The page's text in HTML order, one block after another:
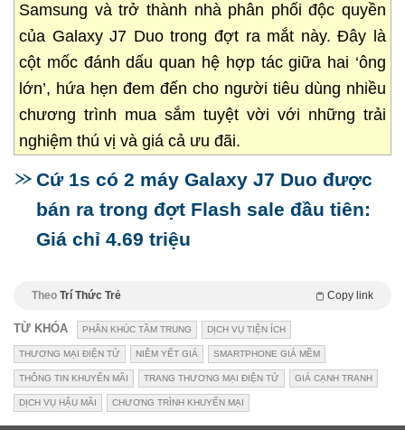
Samsung và trở thành nhà phân phối độc quyền
của Galaxy J7 Duo trong đợt ra mắt này. Đây là
cột mốc đánh dấu quan hệ hợp tác giữa hai ‘ông
lớn’, hứa hẹn đem đến cho người tiêu dùng nhiều
chương trình mua sắm tuyệt vời với những trải
nghiệm thú vị và giá cả ưu đãi.
Cứ 1s có 2 máy Galaxy J7 Duo được
bán ra trong đợt Flash sale đầu tiên:
Giá chỉ 4.69 triệu
Theo Trí Thức Trẻ Copy link
TỪ KHÓA PHÂN KHÚC TẦM TRUNG DỊCH VỤ TIỆN ÍCH
THƯƠNG MẠI ĐIỆN TỬ NIÊM YẾT GIÁ SMARTPHONE GIÁ MỀM
THÔNG TIN KHUYẾN MÃI TRANG THƯƠNG MẠI ĐIỆN TỬ GIÁ CẠNH TRANH
DỊCH VỤ HẬU MÃI CHƯƠNG TRÌNH KHUYẾN MẠI